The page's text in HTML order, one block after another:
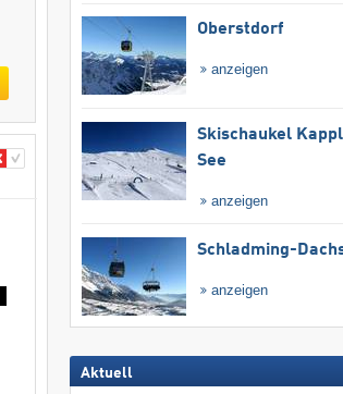
Oberstdorf
anzeigen
Skischaukel
See
anzeigen
Schladming-
anzeigen
Aktuell